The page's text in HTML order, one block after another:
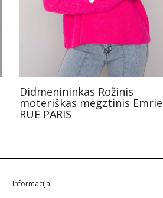
Didmenininkas Rožinis
moteriškas megztinis Emrie
RUE PARIS
Informacija